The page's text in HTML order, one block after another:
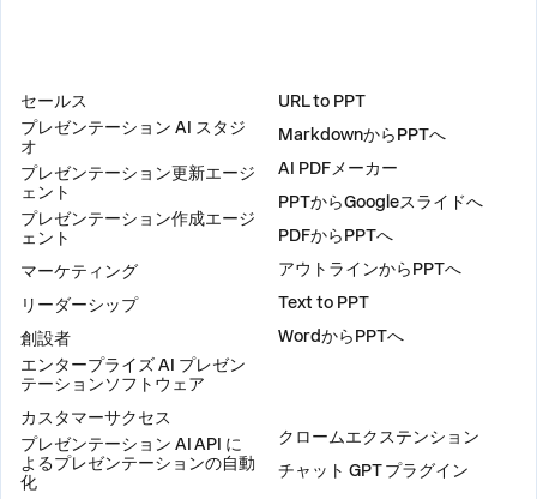
セールス
プレゼンテーション AI スタジ
オ
プレゼンテーション更新エージ
ェント
プレゼンテーション作成エージ
ェント
マーケティング
リーダーシップ
創設者
エンタープライズ AI プレゼン
テーションソフトウェア
カスタマーサクセス
プレゼンテーション AI API に
よるプレゼンテーションの自動
化
URL to PPT
MarkdownからPPTへ
AI PDFメーカー
PPTからGoogleスライドへ
PDFからPPTへ
アウトラインからPPTへ
Text to PPT
WordからPPTへ
クロームエクステンション
チャット GPT プラグイン